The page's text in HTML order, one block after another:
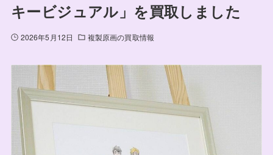
キービジュアル」を買取しました
2026年5月12日 複製原画の買取情報